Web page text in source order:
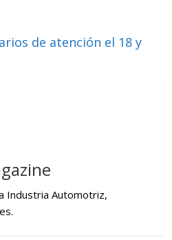
de atención el 18 y
Industria Automotriz,